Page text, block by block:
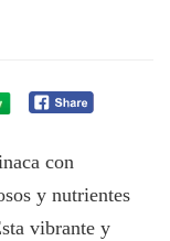
con
y nutrientes
vibrante y